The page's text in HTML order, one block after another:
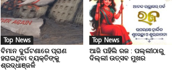
Top News
ବିମାନ ଦୁର୍ଘଟଣାରେ ପ୍ରାଣ
ହରାଇଥିବା ବ୍ୟକ୍ତିଙ୍କୁ
ଶ୍ରଦ୍ଧାଞ୍ଜଳି
Top News
ଆଜି ପହିଲି ରଜ : ପଲ୍ଲୀଠାରୁ
ଦିଲ୍ଲୀ ଉତ୍ସବ ମୁଖର